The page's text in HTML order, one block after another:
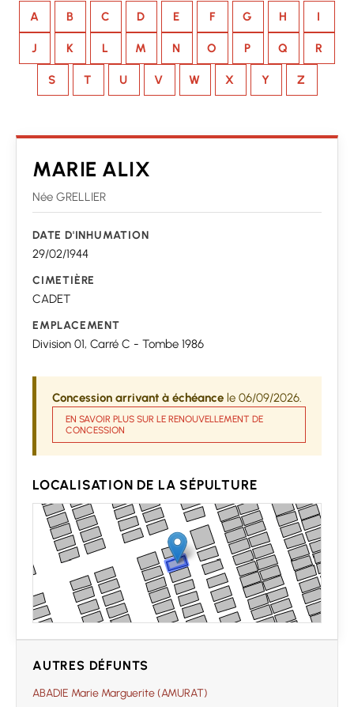
A B C D E F G H I
J K L M N O P Q R
S T U V W X Y Z
MARIE ALIX
Née GRELLIER
DATE D'INHUMATION
29/02/1944
CIMETIÈRE
CADET
EMPLACEMENT
Division 01, Carré C - Tombe 1986
Concession arrivant à échéance le 06/09/2026.
EN SAVOIR PLUS SUR LE RENOUVELLEMENT DE
CONCESSION
LOCALISATION DE LA SÉPULTURE
AUTRES DÉFUNTS
ABADIE Marie Marguerite (AMURAT)